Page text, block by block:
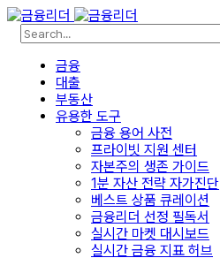
금융
대출
부동산
유용한 도구
금융 용어 사전
프라이빗 지원 센터
자본주의 생존 가이드
1분 자산 전략 자가진단
베스트 상품 큐레이션
금융리더 선정 필독서
실시간 마켓 대시보드
실시간 금융 지표 허브